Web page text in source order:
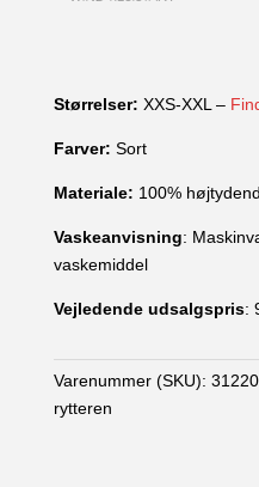
Størrelser: XXS-XXL –
Farver: Sort
Materiale: 100%
Vaskeanvisning:
vaskemiddel
Vejledende udsalgspris:
Varenummer (SKU): 31220
rytteren